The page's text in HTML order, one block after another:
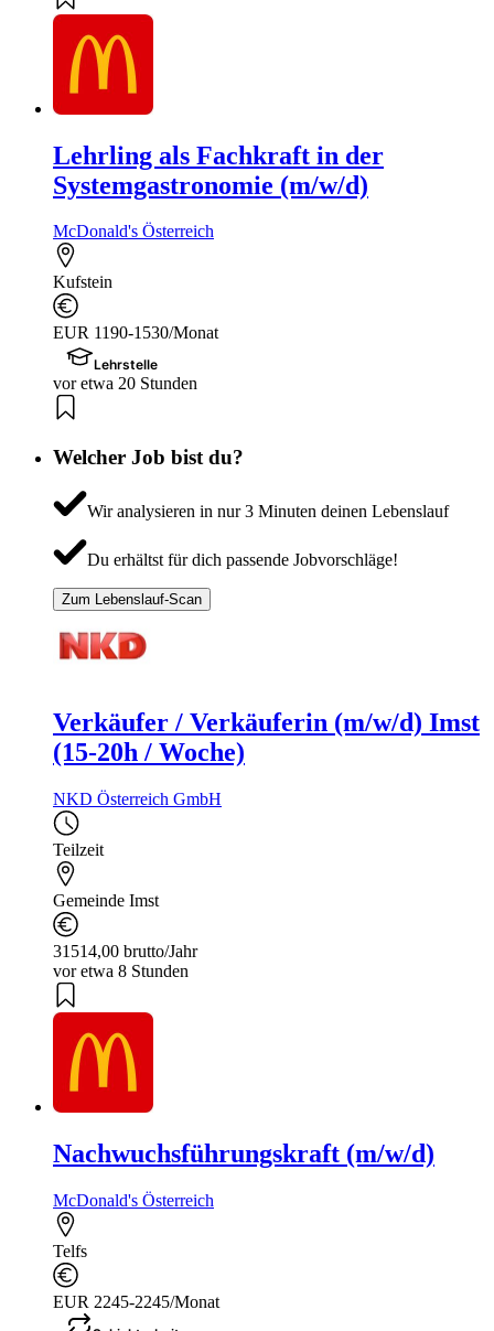
Lehrling als Fachkraft in der
Systemgastronomie (m/w/d)
McDonald's Österreich
Kufstein
EUR 1190-1530/Monat
Lehrstelle
vor etwa 20 Stunden
Welcher Job bist du?
Wir analysieren in nur 3 Minuten deinen Lebenslauf
Du erhältst für dich passende Jobvorschläge!
Zum Lebenslauf-Scan
Verkäufer / Verkäuferin (m/w/d) Imst
(15-20h / Woche)
NKD Österreich GmbH
Teilzeit
Gemeinde Imst
31514,00 brutto/Jahr
vor etwa 8 Stunden
Nachwuchsführungskraft (m/w/d)
McDonald's Österreich
Telfs
EUR 2245-2245/Monat